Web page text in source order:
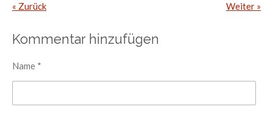
« Zurück Weiter »
Kommentar hinzufügen
Name *